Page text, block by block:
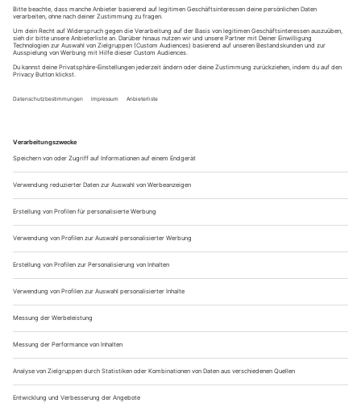
sich perfekt, um dich wieder in Schwung zu bringen.
Zwiebellook:Da sich das Wetter bei der Wanderung
immer schlagartig ändern kann, solltest du optimal
gekleidet sein. Mit mehreren Lagen bist du bestens für
jede Situation angezogen. Bei kalten Temperaturen
hält dich eine Jacke warm. Wenn es heiß wird, einfach
Wetterbericht checken:
gefährlich. Sei vorbereitet und bewusst, was dich bei
deiner Wanderung erwartet.
Alpenüberquerung Routen – welche gibt es
noch?
Neben der E5 Alpenüberquerung gibt es natürlich noch
andere Weitwanderwege, die von abenteuerlustigen zu Fuß
oder auch mit dem Rad bezwungen werden können. Wir
stellen dir kurz3 weitere Favoritenvor:
Traumpfad – München nach Venedig:
Von einem Marktplatz zum nächsten. Bei dieser Tour